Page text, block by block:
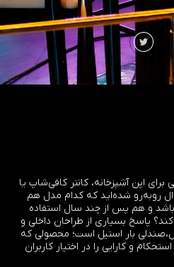
اپن آشپزخانه، کانتر کافی‌شاپ یا
روبه‌رو شده‌اید که کدام مدل هم
باشد و هم پس از چند سال استفاده
پاسخ بسیاری از طراحان داخلی و
بار استیل است؛ محصولی که
و کارایی را در اختیار کاربران